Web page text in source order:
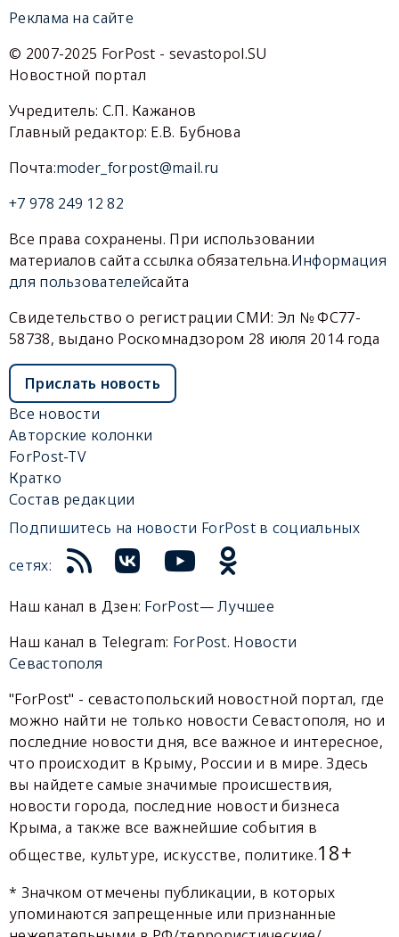
Реклама на сайте
© 2007-2025 ForPost - sevastopol.SU
Новостной портал
Учредитель: С.П. Кажанов
Главный редактор: Е.В. Бубнова
Почта:moder_forpost@mail.ru
+7 978 249 12 82
Все права сохранены. При использовании
материалов сайта ссылка обязательна.Информация
для пользователейсайта
Свидетельство о регистрации СМИ: Эл № ФС77-
58738, выдано Роскомнадзором 28 июля 2014 года
Прислать новость
Все новости
Авторские колонки
ForPost-TV
Кратко
Состав редакции
Подпишитесь на новости ForPost в социальных
сетях:
Наш канал в Дзен: ForPost— Лучшее
Наш канал в Telegram: ForPost. Новости
Севастополя
"ForPost" - севастопольский новостной портал, где
можно найти не только новости Севастополя, но и
последние новости дня, все важное и интересное,
что происходит в Крыму, России и в мире. Здесь
вы найдете самые значимые происшествия,
новости города, последние новости бизнеса
Крыма, а также все важнейшие события в
обществе, культуре, искусстве, политике.18+
* Значком отмечены публикации, в которых
упоминаются запрещенные или признанные